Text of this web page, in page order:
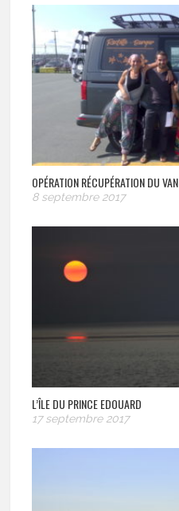
OPÉRATION RÉCUPÉRATION DU VAN
8 septembre 2017
L’ÎLE DU PRINCE EDOUARD
17 septembre 2017